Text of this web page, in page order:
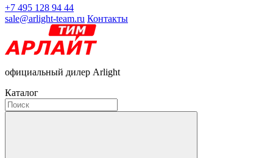
+7 495 128 94 44
sale@arlight-team.ru Контакты
официальный дилер Arlight
Каталог